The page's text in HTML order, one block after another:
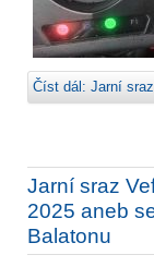
Číst dál: Jarní
Jarní sraz
2025 aneb
Balatonu